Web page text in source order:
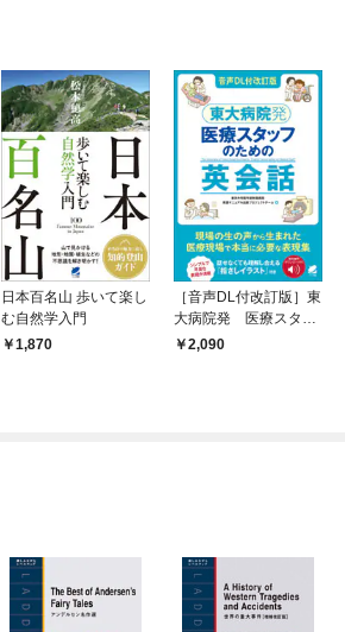
日本百名山 歩いて楽し
む自然学入門
1,870
［音声DL付改訂版］東
大病院発 医療スタッ
フのための英会話
2,090